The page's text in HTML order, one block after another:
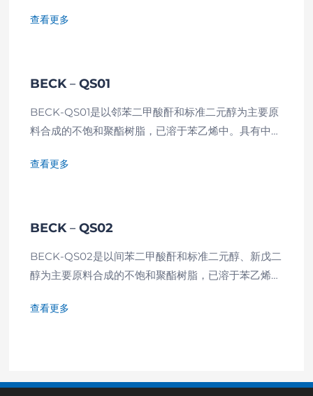
性与韧性的兼顾，具有良好的耐老化、光稳定性。特别
查看更多
BECK－QS01
BECK-QS01是以邻苯二甲酸酐和标准二元醇为主要原
料合成的不饱和聚酯树脂，已溶于苯乙烯中。具有中等
较高的强度和韧性，以及优良的耐水性、耐候性。
查看更多
BECK－QS02
BECK-QS02是以间苯二甲酸酐和标准二元醇、新戊二
醇为主要原料合成的不饱和聚酯树脂，已溶于苯乙烯
高的热变形温度。特别适合于制作人造石，石英石，有
查看更多